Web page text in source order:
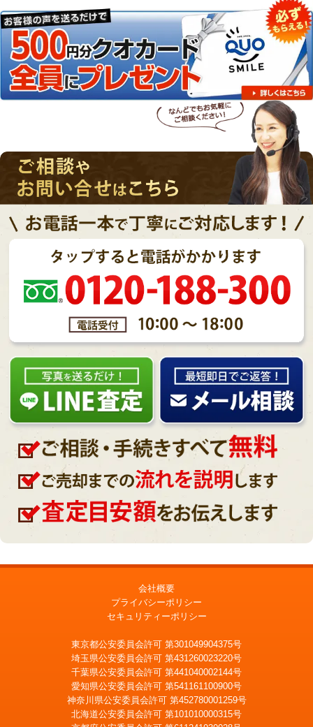
会社概要
プライバシーポリシー
セキュリティーポリシー
東京都公安委員会許可 第301049904375号
埼玉県公安委員会許可 第431260023220号
千葉県公安委員会許可 第441040002144号
愛知県公安委員会許可 第541161100900号
神奈川県公安委員会許可 第452780001259号
北海道公安委員会許可 第101010000315号